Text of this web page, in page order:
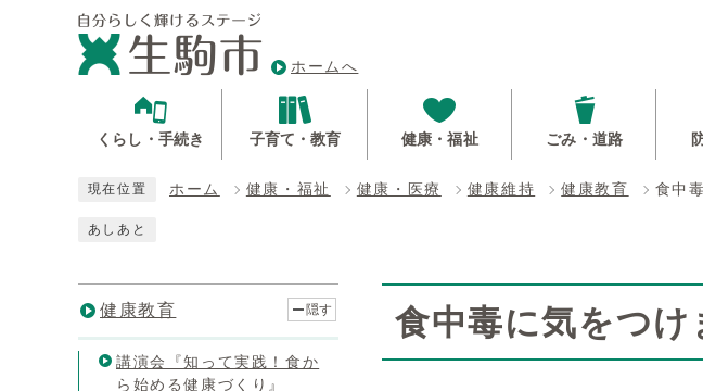
ホームへ
くらし・手続き 子育て・教育 健康・福祉 ごみ・道路
現在位置 ホーム 健康・福祉 健康・医療 健康維持 健康教育 食中
あしあと
食中毒に気をつけ
健康教育 隠す
講演会『知って実践！食か
ら始める健康づくり』